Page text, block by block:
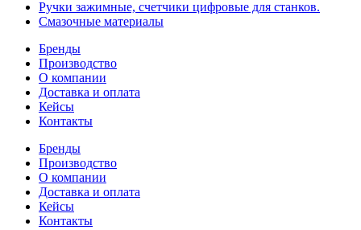
Ручки зажимные, счетчики цифровые для станков.
Смазочные материалы
Бренды
Производство
О компании
Доставка и оплата
Кейсы
Контакты
Бренды
Производство
О компании
Доставка и оплата
Кейсы
Контакты